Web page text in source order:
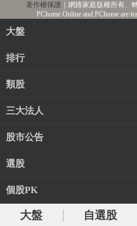
著作權保護 ｜網路家庭版權所有、
PChome Online and PChome are
大盤
排行
類股
三大法人
股市公告
選股
個股PK
大盤 自選股